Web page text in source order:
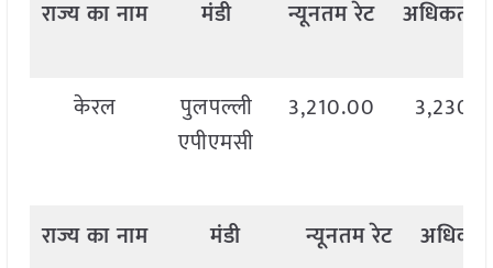
राज्यकानाम मंडी न्यूनतमरेट अधिकतम
केरल
पुलपल्ली
एपीएमसी
3,210.00
राज्यकानाम मंडी न्यूनतमरेट